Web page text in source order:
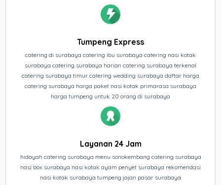
Tumpeng Express
catering di surabaya catering ibu surabaya catering nasi kotak
surabaya catering surabaya harian catering surabaya terkenal
catering surabaya timur catering wedding surabaya daftar harga
catering surabaya harga paket nasi kotak primarasa surabaya
harga tumpeng untuk 20 orang di surabaya
Layanan 24 Jam
hidayah catering surabaya menu sonokembang catering surabaya
nasi box surabaya nasi kotak ayam penyet surabaya rekomendasi
nasi kotak surabaya tumpeng jajan pasar surabaya